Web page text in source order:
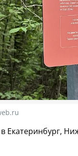
Екатеринбург,